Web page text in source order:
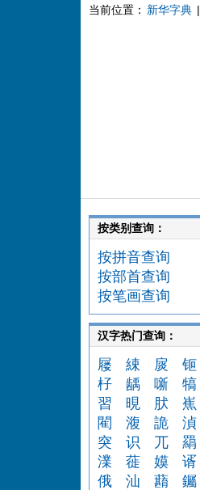
当前位置： 新华字典 |
按类别查询：
按拼音查询
按部首查询
按笔画查询
汉字热门查询：
屦 綀 扊 钷
杍
龋 噺 犒
習
晛 肰 嶣
閵
澓 詭 湞
突
识 兀 羂
澲
蓰 嫫 谞
俄
汕 蘛 钃